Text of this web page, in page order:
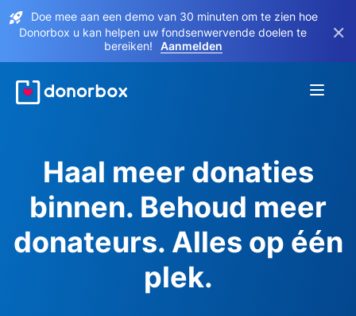
Doe mee aan een demo van 30 minuten om te zien hoe
Donorbox u kan helpen uw fondsenwervende doelen te
bereiken!
Aanmelden
×
Haal meer donaties
binnen. Behoud meer
donateurs. Alles op één
plek.